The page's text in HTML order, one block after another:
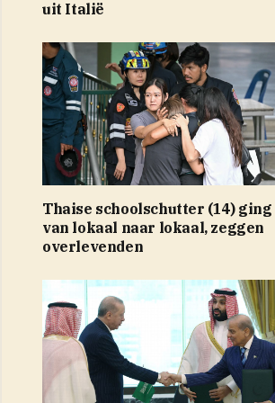
uit Italië
Thaise schoolschutter (14) ging
van lokaal naar lokaal, zeggen
overlevenden